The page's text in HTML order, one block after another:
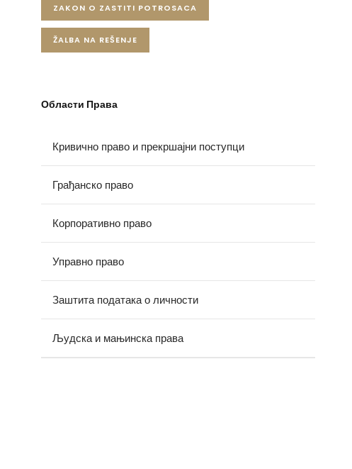
ZAKON O ZASTITI POTROSACA
ŽALBA NA REŠENJE
Области Права
Кривично право и прекршајни поступци
Грађанско право
Корпоративно право
Управно право
Заштита података о личности
Људска и мањинска права